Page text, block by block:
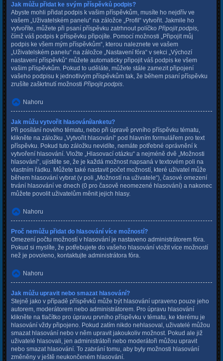
Jak můžu přidat ke svým příspěvků podpis?
Abyste mohli přidat podpis k vašim příspěvkům, musíte ho nejdřív ve
vašem „Uživatelském panelu“ na záložce „Profil“ vytvořit. Jakmile ho
vytvoříte, můžete při psaní příspěvku zatrhnout políčko Připojit podpis
čímž váš podpis k příspěvku připojíte. Pomocí možnosti „Připojit můj
podpis ke všem mým příspěvkům“, kterou naleznete ve vašem
„Uživatelském panelu“ na záložce „Nastavení fóra“ v sekci „Výchozí
nastavení příspěvků“ můžete automaticky připojit váš podpis ke všem
vašim příspěvkům. Pokud to uděláte, můžete stále zamezit připojení
vašeho podpisu k jednotlivým příspěvkům tak, že během psaní příspěvku
zrušíte zaškrtnutí možnosti Připojit podpis
Nahoru
Jak můžu vytvořit hlasování/anketu?
Při posílání nového tématu, nebo při úpravě prvního příspěvku tématu,
klikněte na záložku „Vytvořit hlasování“ pod hlavním formulářem pro text
příspěvku. Pokud tuto záložku nevidíte, nemáte potřebné oprávnění k
vytvoření hlasování. Vložte „Hlasovací otázku“ a nejméně dvě „Možnosti
hlasování“, ujistěte se, že je každá možnost napsaná v textovém poli na
vlastním řádku. Můžete také nastavit počet možností, které uživatel může
během hlasování vybrat (v poli „Možností na uživatele“), časové omezení
trvání hlasování ve dnech (0 pro časově neomezené hlasování) a nakonec
můžete povolit uživatelům měnit jejich hlasy.
Nahoru
Proč nemůžu přidat do hlasování více možností?
Omezení počtu možností v hlasování je nastaveno administrátorem fóra.
Pokud si myslíte, že potřebujete do vašeho hlasování vložit více možností
než je povoleno, kontaktujte administrátora fóra.
Nahoru
Jak můžu upravit nebo smazat hlasování?
Stejně jako v případě příspěvků může být hlasování upraveno pouze jeho
autorem, moderátorem nebo administrátorem. Pro úpravu hlasování
klikněte na tlačítko pro úpravu prvního příspěvku v tématu, ke kterému je
hlasování vždy připojeno. Pokud zatím nikdo nehlasoval, uživatelé můžou
smazat hlasování nebo v něm upravit jakoukoliv možnost. Pokud ale již
uživatelé hlasovali, jen administrátoři nebo moderátoři můžou upravit
nebo smazat hlasování. To zabrání tomu, aby byly možnosti hlasování
změněny v ještě neukončeném hlasování.